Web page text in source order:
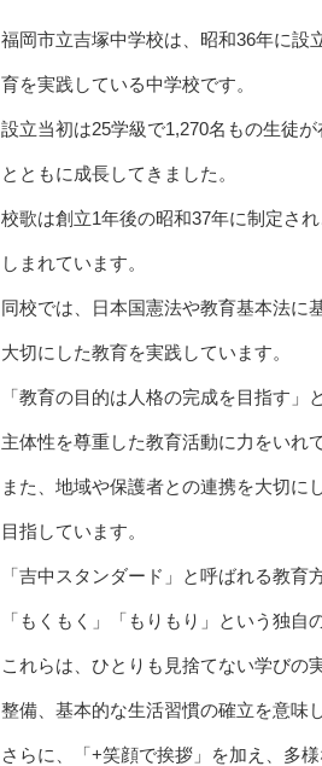
福岡市立吉塚中学校は、昭和36年に設
育を実践している中学校です。
設立当初は25学級で1,270名もの生徒
とともに成長してきました。
校歌は創立1年後の昭和37年に制定さ
しまれています。
同校では、日本国憲法や教育基本法に
大切にした教育を実践しています。
「教育の目的は人格の完成を目指す」
主体性を尊重した教育活動に力をいれ
また、地域や保護者との連携を大切に
目指しています。
「吉中スタンダード」と呼ばれる教育
「もくもく」「もりもり」という独自
これらは、ひとりも見捨てない学びの
整備、基本的な生活習慣の確立を意味
さらに、「+笑顔で挨拶」を加え、多